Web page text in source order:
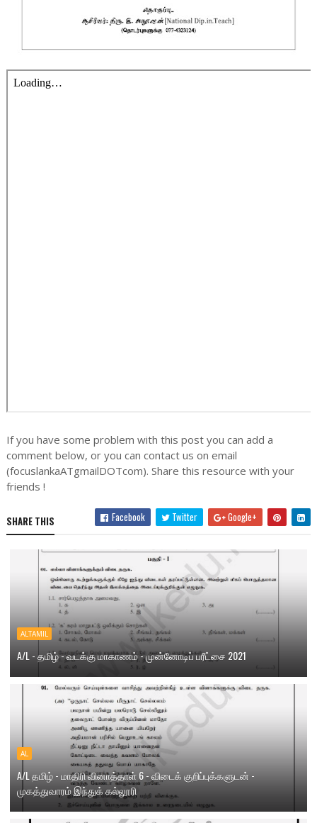
If you have some problem with this post you can add a
comment below, or you can contact us on email
(focuslankaATgmailDOTcom). Share this resource with your
friends !
SHARE THIS Facebook Twitter Google+
ALTAMIL
A/L - தமிழ் - வடக்கு மாகாணம் - முன்னோடிப் பரீட்சை 2021
AL
A/L தமிழ் - மாதிரி வினாத்தாள் 6 - விடைக் குறிப்புக்களுடன் -
முகத்துவாரம் இந்துக் கல்லூரி